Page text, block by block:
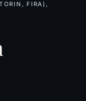
FIRA),